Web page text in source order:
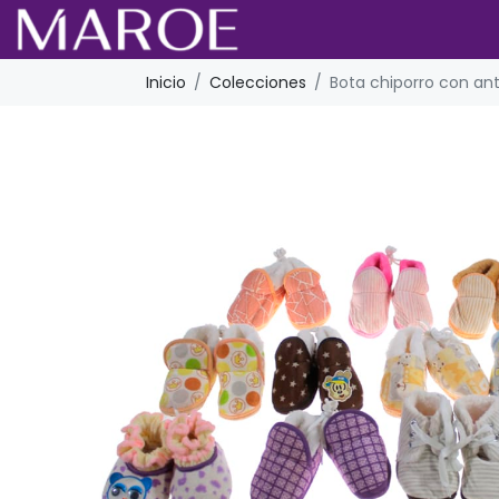
Inicio Colecciones Bota chiporro con